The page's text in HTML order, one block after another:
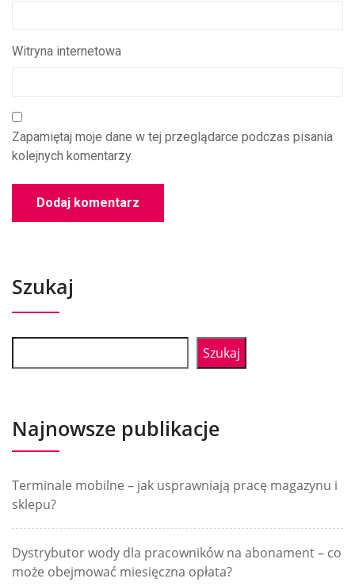
Witryna internetowa
Zapamiętaj moje dane w tej przeglądarce podczas pisania
kolejnych komentarzy.
Szukaj
Szukaj
Najnowsze publikacje
Terminale mobilne – jak usprawniają pracę magazynu i
sklepu?
Dystrybutor wody dla pracowników na abonament – co
może obejmować miesięczna opłata?